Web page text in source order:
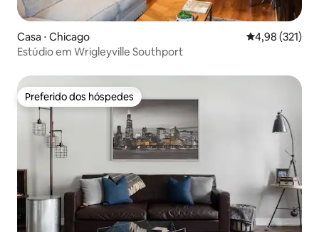
Casa ⋅ Chicago 4,98 de uma
4,98 (321)
Estúdio em Wrigleyville Southport
Preferido dos hóspedes
Preferido dos hóspedes